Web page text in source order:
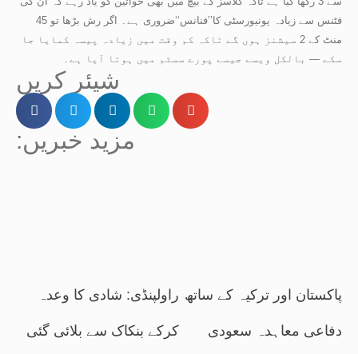
فٹنس سے زیادہ یونیورسٹی کا’’فنانس‘‘ضروری ہے۔ اگر رش بڑھا تو 45
منٹ کے 2 سیشنز ہوں گے تاکہ کم وقت میں زیادہ پیسہ کمایا جا
سکے — بالکل ویسے جیسے پورے سسٹم میں ہوتا آیا ہے۔
شیئر کریں
:مزید خبریں
راولپنڈی: شادی کا وعدہ
کرکے بنکاک سے بلائی گئی
پاکستان اور ترکیہ کے ساتھ
دفاعی معاہدہ سعودی